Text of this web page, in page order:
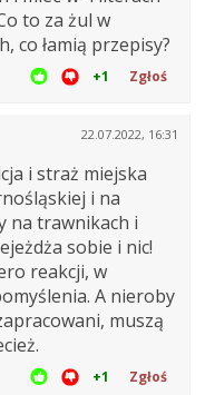
to za żul w
co łamią przepisy?
+1 Zgłoś
22.07.2022, 16:31
i straż miejska
i na
na trawnikach i
sobie i nic!
reakcji, w
A nieroby
muszą
+1 Zgłoś